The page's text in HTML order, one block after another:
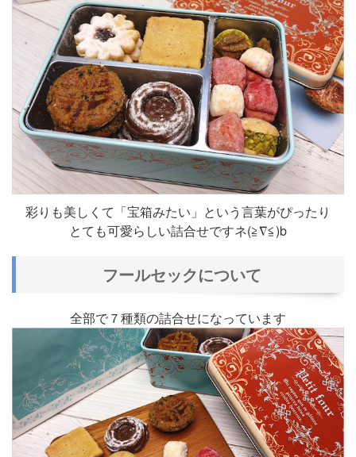
彩りも美しくて「宝箱みたい」という言葉がぴったり
とても可愛らしい詰合せですネ(≧∇≦)b
フールセックについて
全部で７種類の詰合せになっています